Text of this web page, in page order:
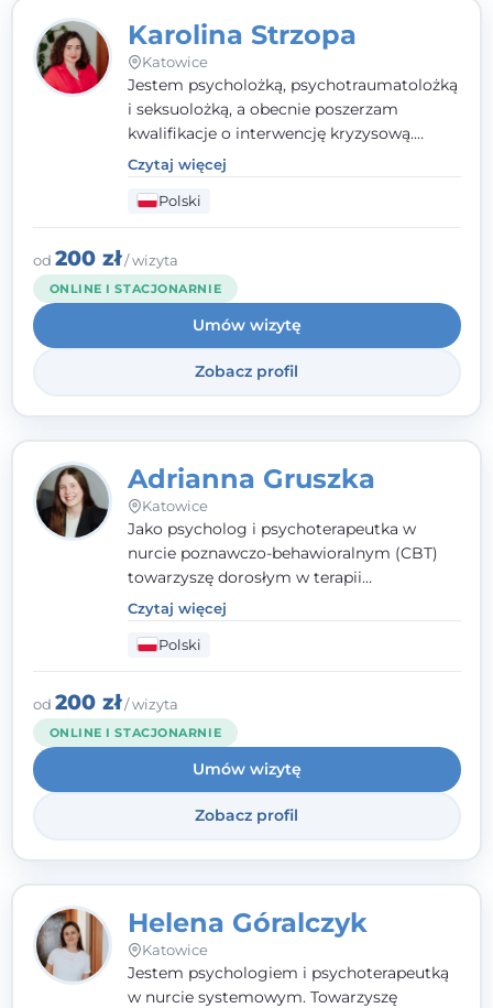
Karolina Strzopa
Katowice
Jestem psycholożką, psychotraumatolożką
i seksuolożką, a obecnie poszerzam
kwalifikacje o interwencję kryzysową.
Pracuję w nurcie terapii trzeciej fali, łącząc
metody o potwierdzonej skuteczności.
Towarzyszę młodzieży, dorosłym i parom w
radzeniu sobie z bolesnymi
doświadczeniami tak, by mogli żyć pełniej.
Czytaj więcej
Polski
od 200 zł/ wizyta
ONLINE I STACJONARNIE
Umów wizytę
Zobacz profil
Adrianna Gruszka
Katowice
Jako psycholog i psychoterapeutka w
nurcie poznawczo-behawioralnym (CBT)
towarzyszę dorosłym w terapii
indywidualnej oraz nastolatkom od 15. roku
życia. Zależy mi, by naprawdę usłyszeć, z
czym do mnie przychodzisz, i dobrać
sposób pracy do Ciebie - bez gotowych
schematów i bez oceniania.
Czytaj więcej
Polski
od 200 zł/ wizyta
ONLINE I STACJONARNIE
Umów wizytę
Zobacz profil
Helena Góralczyk
Katowice
Jestem psychologiem i psychoterapeutką
w nurcie systemowym. Towarzyszę